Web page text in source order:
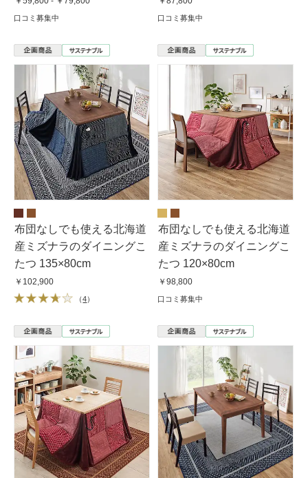
口コミ募集中 口コミ募集中
布団なしでも使える北海道
産ミズナラのダイニングこ
たつ 135×80cm
￥102,900
（4）
布団なしでも使える北海道
産ミズナラのダイニングこ
たつ 120×80cm
￥98,800
口コミ募集中